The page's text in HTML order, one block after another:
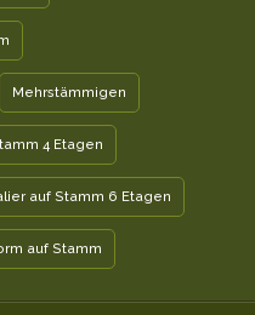
Mehrstämmigen
4 Etagen
auf Stamm 6 Etagen
auf Stamm